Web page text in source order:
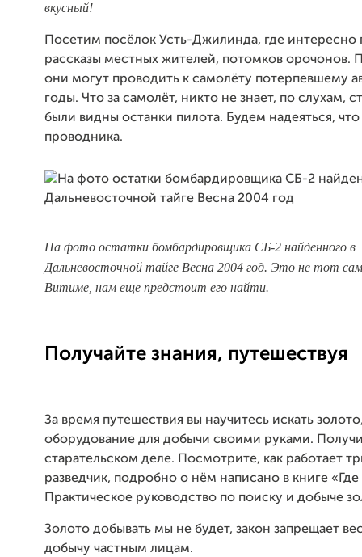
вкусный!
Посетим посёлок Усть-Джилинда, где интересно
рассказы местных жителей, потомков орочонов.
они могут проводить к самолёту потерпевшему
годы. Что за самолёт, никто не знает, по слухам,
были видны останки пилота. Будем надеяться,
проводника.
На фото остатки бомбардировщика СБ-2 найденного в
Дальневосточной тайге Весна 2004 год. Это не тот
Витиме, нам еще предстоит его найти.
Получайте знания, путешествуя
За время путешествия вы научитесь искать
оборудование для добычи своими руками.
старательском деле. Посмотрите, как работает
разведчик, подробно о нём написано в книге «Где
Практическое руководство по поиску и добыче
Золото добывать мы не будет, закон запрещает
добычу частным лицам.